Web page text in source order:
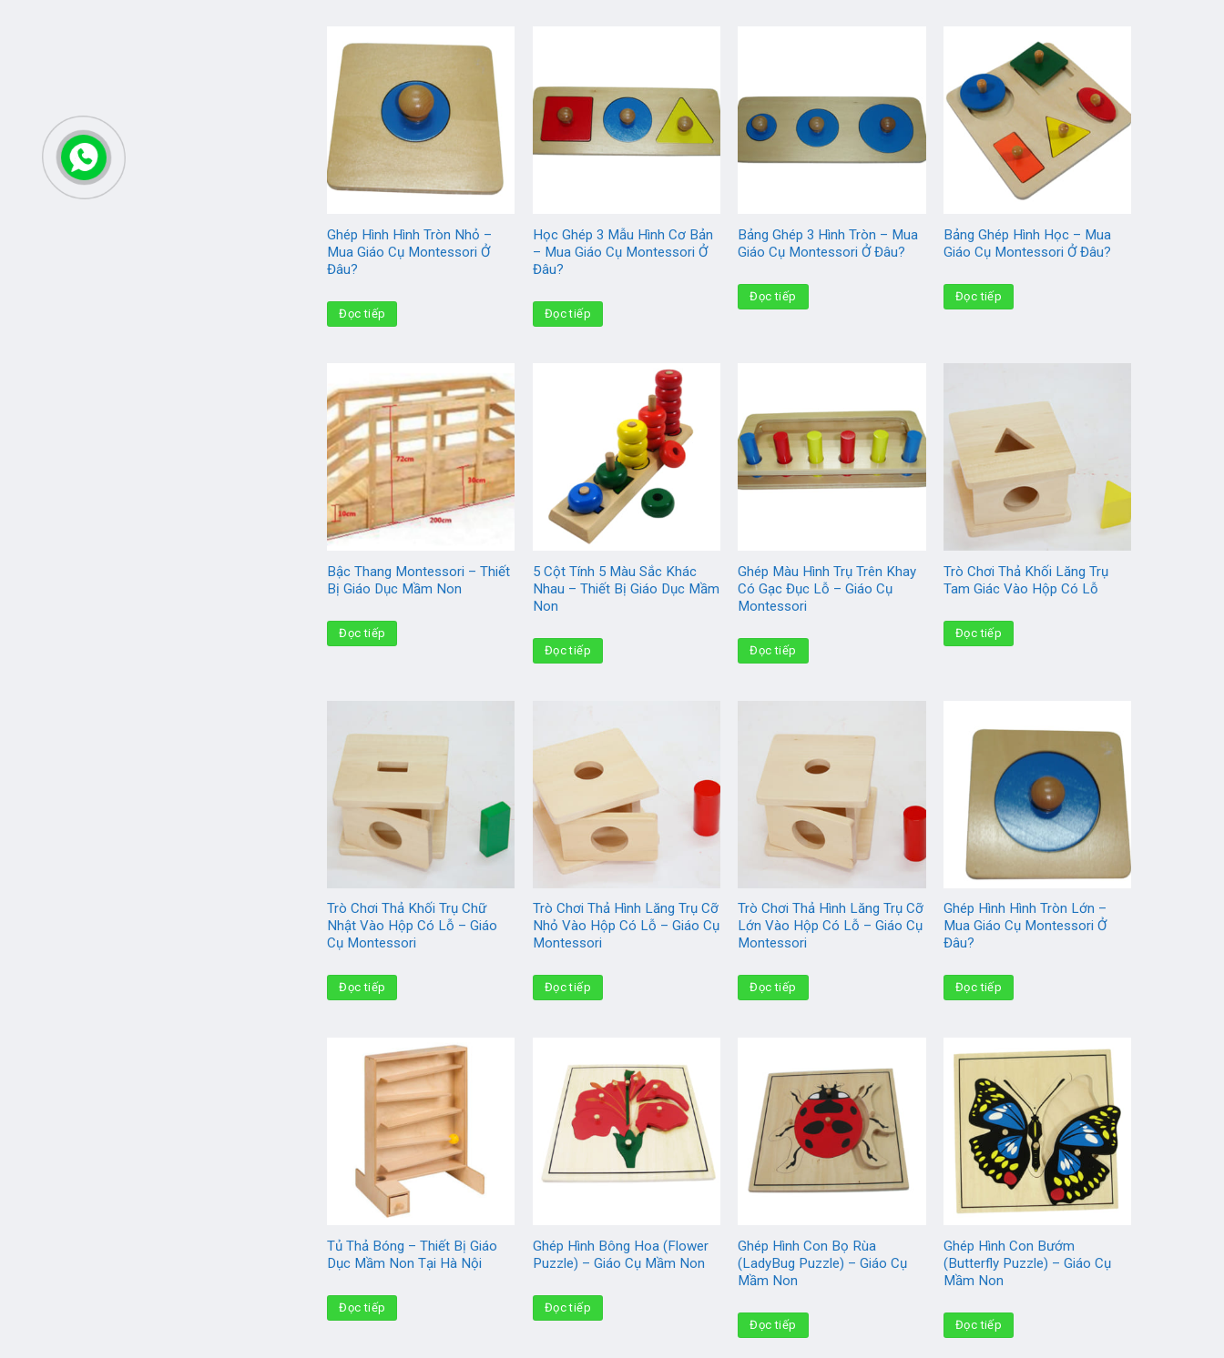
Ghép Hình Hình Tròn Nhỏ –
Mua Giáo Cụ Montessori Ở
Đâu?
Đọc tiếp
Học Ghép 3 Mẫu Hình Cơ Bản
– Mua Giáo Cụ Montessori Ở
Đâu?
Đọc tiếp
Bảng Ghép 3 Hình Tròn – Mua
Giáo Cụ Montessori Ở Đâu?
Đọc tiếp
Bảng Ghép Hình Học – Mua
Giáo Cụ Montessori Ở Đâu?
Đọc tiếp
Bậc Thang Montessori – Thiết
Bị Giáo Dục Mầm Non
Đọc tiếp
5 Cột Tính 5 Màu Sắc Khác
Nhau – Thiết Bị Giáo Dục Mầm
Non
Đọc tiếp
Ghép Màu Hình Trụ Trên Khay
Có Gạc Đục Lỗ – Giáo Cụ
Montessori
Đọc tiếp
Trò Chơi Thả Khối Lăng Trụ
Tam Giác Vào Hộp Có Lỗ
Đọc tiếp
Trò Chơi Thả Khối Trụ Chữ
Nhật Vào Hộp Có Lỗ – Giáo
Cụ Montessori
Đọc tiếp
Trò Chơi Thả Hình Lăng Trụ Cỡ
Nhỏ Vào Hộp Có Lỗ – Giáo Cụ
Montessori
Đọc tiếp
Trò Chơi Thả Hình Lăng Trụ Cỡ
Lớn Vào Hộp Có Lỗ – Giáo Cụ
Montessori
Đọc tiếp
Ghép Hình Hình Tròn Lớn –
Mua Giáo Cụ Montessori Ở
Đâu?
Đọc tiếp
Tủ Thả Bóng – Thiết Bị Giáo
Dục Mầm Non Tại Hà Nội
Đọc tiếp
Ghép Hình Bông Hoa (Flower
Puzzle) – Giáo Cụ Mầm Non
Đọc tiếp
Ghép Hình Con Bọ Rùa
(LadyBug Puzzle) – Giáo Cụ
Mầm Non
Đọc tiếp
Ghép Hình Con Bướm
(Butterfly Puzzle) – Giáo Cụ
Mầm Non
Đọc tiếp